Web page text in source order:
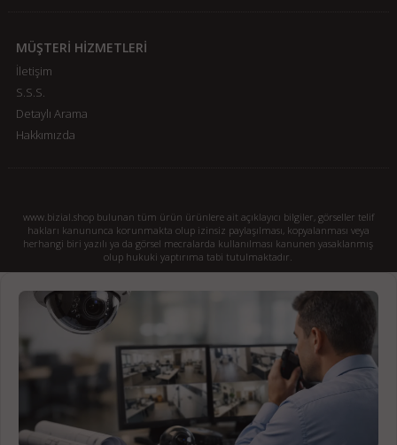
MÜŞTERİ HİZMETLERİ
İletişim
S.S.S.
Detaylı Arama
Hakkımızda
www.bizial.shop bulunan tüm ürün ürünlere ait açıklayıcı bilgiler, görseller telif
hakları kanununca korunmakta olup izinsiz paylaşılması, kopyalanması veya
herhangi biri yazılı ya da görsel mecralarda kullanılması kanunen yasaklanmış
olup hukuki yaptırıma tabi tutulmaktadır.